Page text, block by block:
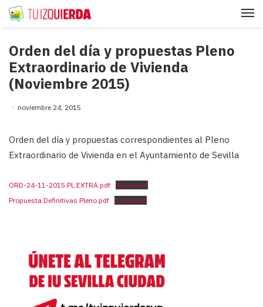
Orden del día y propuestas Pleno
Extraordinario de Vivienda
(Noviembre 2015)
noviembre 24, 2015
Orden del día y propuestas correspondientes al Pleno
Extraordinario de Vivienda en el Ayuntamiento de Sevilla
ORD-24-11-2015.PL.EXTRA.pdf
Download
Propuesta Definitivas Pleno.pdf
Download